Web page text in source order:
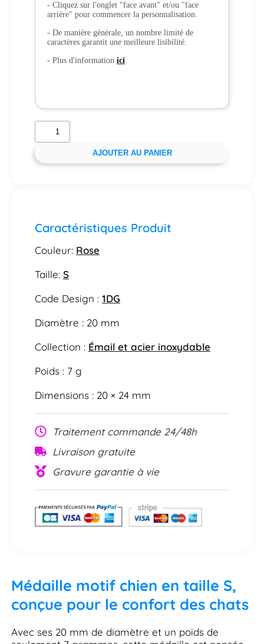
- Cliquez sur l'onglet "face avant" et/ou "face
arrière" pour commencer la personnalisation.
- De manière générale, un nombre limité de
caractères garantit une meilleure lisibilité.
- Plus d'information ici.
AJOUTER AU PANIER
Caractéristiques Produit
Couleur: Rose
Taille: S
Code Design : 1DG
Diamètre : 20 mm
Collection : Émail et acier inoxydable
Poids : 7 g
Dimensions : 20 × 24 mm
Traitement commande 24/48h
Livraison gratuite
Gravure garantie à vie
Médaille motif chien en taille S,
conçue pour le confort des chats
Avec ses 20 mm de diamètre et un poids de